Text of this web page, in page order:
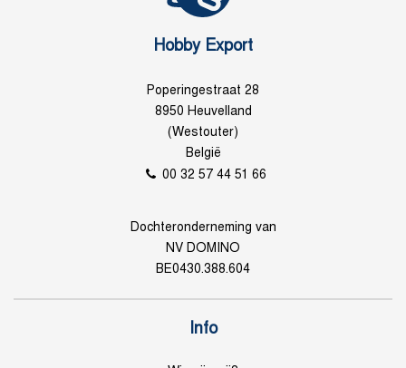
Hobby Export
Poperingestraat 28
8950 Heuvelland
(Westouter)
België
00 32 57 44 51 66
Dochteronderneming van
NV DOMINO
BE0430.388.604
Info